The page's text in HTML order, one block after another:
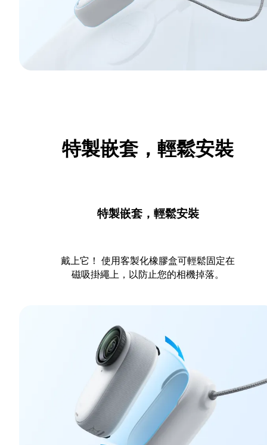
特製嵌套，輕鬆安裝
特製嵌套，輕鬆安裝
戴上它！ 使用客製化橡膠盒可輕鬆固定在
磁吸掛繩上，以防止您的相機掉落。